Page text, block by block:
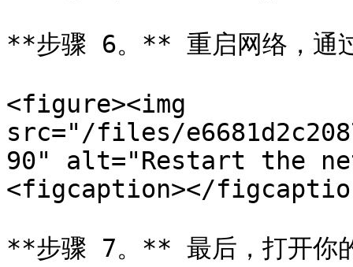
**步骤 6。** 重启网络，通
<figure><img
src="/files/
90" alt="Restart the
<figcaption></
**步骤 7。** 最后，打开你